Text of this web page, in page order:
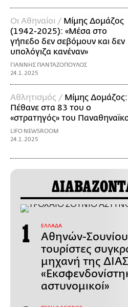
Οι Αθηναίοι / Μίμης Δομάζος
(1942-2025): «Μέσα στο
γήπεδο δεν σεβόμουν και δεν
υπολόγιζα κανέναν»
ΓΙΑΝΝΗΣ ΠΑΝΤΑΖΟΠΟΥΛΟΣ
24.1.2025
Αθλητισμός / Μίμης Δομάζος:
Πέθανε στα 83 του ο
«στρατηγός» του
LIFO NEWSROOM
24.1.2025
ΕΛΛΑΔΑ
Αθηνών-
τουρίστες
μηχανή της
αστυνομικοί»